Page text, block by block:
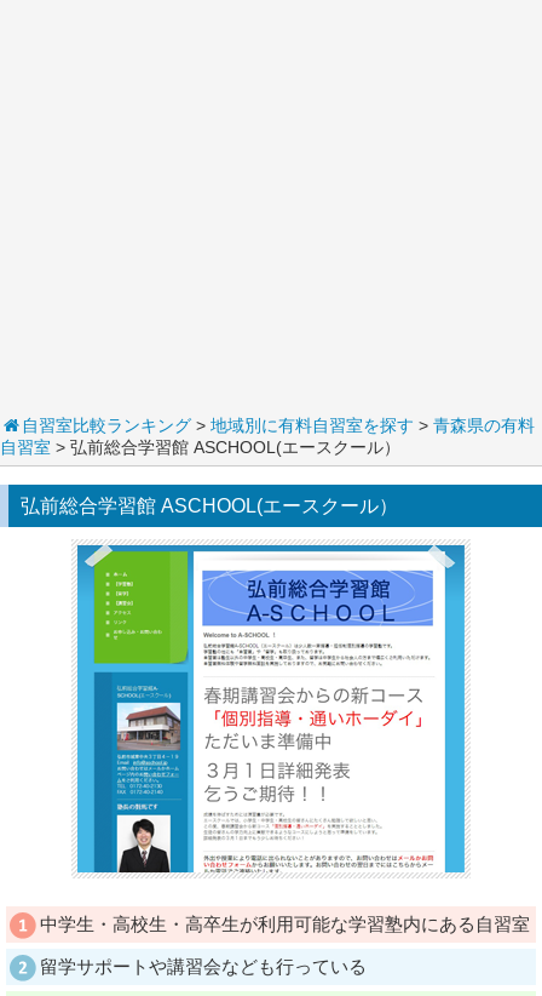
自習室比較ランキング > 地域別に有料自習室を探す > 青森県の有料
自習室 > 弘前総合学習館 ASCHOOL(エースクール）
弘前総合学習館 ASCHOOL(エースクール）
中学生・高校生・高卒生が利用可能な学習塾内にある自習室
留学サポートや講習会なども行っている